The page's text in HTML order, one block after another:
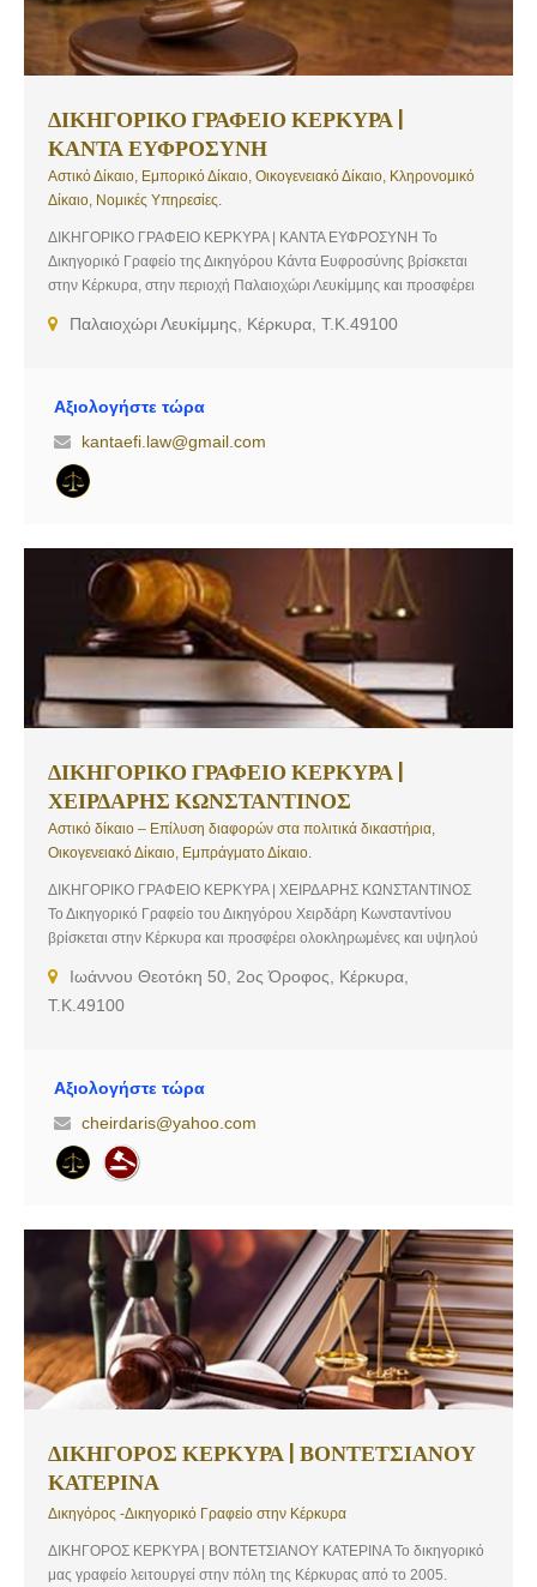
ΔΙΚΗΓΟΡΙΚΟ ΓΡΑΦΕΙΟ ΚΕΡΚΥΡΑ |
ΚΑΝΤΑ ΕΥΦΡΟΣΥΝΗ
Αστικό Δίκαιο, Εμπορικό Δίκαιο, Οικογενειακό Δίκαιο, Κληρονομικό
Δίκαιο, Νομικές Υπηρεσίες.
ΔΙΚΗΓΟΡΙΚΟ ΓΡΑΦΕΙΟ ΚΕΡΚΥΡΑ | ΚΑΝΤΑ ΕΥΦΡΟΣΥΝΗ Το
Δικηγορικό Γραφείο της Δικηγόρου Κάντα Ευφροσύνης βρίσκεται
στην Κέρκυρα, στην περιοχή Παλαιοχώρι Λευκίμμης και προσφέρει
πλήρη συναίσθηση των υψηλών απαιτήσεων της εποχής που
πελατοκεντρική προσέγγιση και επιδεικνύοντας υψηλό αίσθημα
Γραφείο: Μητροπολίτου Μεθόδιου 15, Κέντρο Κέρκυρας
Παλαιοχώρι Λευκίμμης, Κέρκυρα, Τ.Κ.49100
Αξιολογήστε τώρα
kantaefi.law@gmail.com
ΔΙΚΗΓΟΡΙΚΟ ΓΡΑΦΕΙΟ ΚΕΡΚΥΡΑ |
ΧΕΙΡΔΑΡΗΣ ΚΩΝΣΤΑΝΤΙΝΟΣ
Αστικό δίκαιο – Επίλυση διαφορών στα πολιτικά δικαστήρια,
Οικογενειακό Δίκαιο, Εμπράγματο Δίκαιο.
ΔΙΚΗΓΟΡΙΚΟ ΓΡΑΦΕΙΟ ΚΕΡΚΥΡΑ | ΧΕΙΡΔΑΡΗΣ ΚΩΝΣΤΑΝΤΙΝΟΣ
Το Δικηγορικό Γραφείο του Δικηγόρου Χειρδάρη Κωνσταντίνου
βρίσκεται στην Κέρκυρα και προσφέρει ολοκληρωμένες και υψηλού
υψηλών απαιτήσεων της εποχής που διανύουμε, το γραφείο μας
στοχεύει στην παροχή υψηλού επιπέδου νομικών υπηρεσιών,
χειρισμό των υποθέσεων που αναλαμβάνει. Υπηρεσίες: Αστικό δίκαιο
Εμπράγματο Δίκαιο
Ιωάννου Θεοτόκη 50, 2ος Όροφος, Κέρκυρα,
Τ.Κ.49100
Αξιολογήστε τώρα
cheirdaris@yahoo.com
ΔΙΚΗΓΟΡΟΣ ΚΕΡΚΥΡΑ | ΒΟΝΤΕΤΣΙΑΝΟΥ
ΚΑΤΕΡΙΝΑ
Δικηγόρος -Δικηγορικό Γραφείο στην Κέρκυρα
ΔΙΚΗΓΟΡΟΣ ΚΕΡΚΥΡΑ | ΒΟΝΤΕΤΣΙΑΝΟΥ ΚΑΤΕΡΙΝΑ Το δικηγορικό
μας γραφείο λειτουργεί στην πόλη της Κέρκυρας από το 2005.